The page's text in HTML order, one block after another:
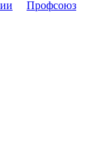
Профсоюз